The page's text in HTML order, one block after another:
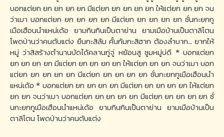
บอกแต่ยก ยก ยก ยก ยก มีแต่ยก ยก ยก ยก ยก ให้แต่ยก ยก ยก จน
ว่าเมา บอกแต่ยก ยก ยก ยก ยก มีแต่ยก ยก ยก ยก ยก ซั่นกะยกกู
เมือเฮือนนำแหน่เด้อ ยามกินกินเป็นตาย่าน ยามเมือบ้านเป็นตาลิโตน
โพดป่านว่าคนตับแต่ง ยืนกะสิล้ม คั้นก้มกะสิฮาก ต้องลำบาก.. ยากให้
หมู่ ว่าสิสร้างตำนานบัดได้คลานกู่จู่ หย้อนสู ซูมหมู่บ่ดี * บอกแต่ยก
ยก ยก ยก ยก มีแต่ยก ยก ยก ยก ยก ให้แต่ยก ยก ยก จนว่าเมา บอก
แต่ยก ยก ยก ยก ยก มีแต่ยก ยก ยก ยก ยก ซั่นกะยกกูเมือเฮือนนำ
แหน่เด้อ * บอกแต่ยก ยก ยก ยก ยก มีแต่ยก ยก ยก ยก ยก ให้แต่ยก
ยก ยก จนว่าเมา บอกแต่ยก ยก ยก ยก ยก มีแต่ยก ยก ยก ยก ยก ซั่
นกะยกกูเมือเฮือนนำแหน่เด้อ ยามกินกินเป็นตาย่าน ยามเมือบ้านเป็น
ตาลิโตน โพดป่านว่าคนตับแต่ง